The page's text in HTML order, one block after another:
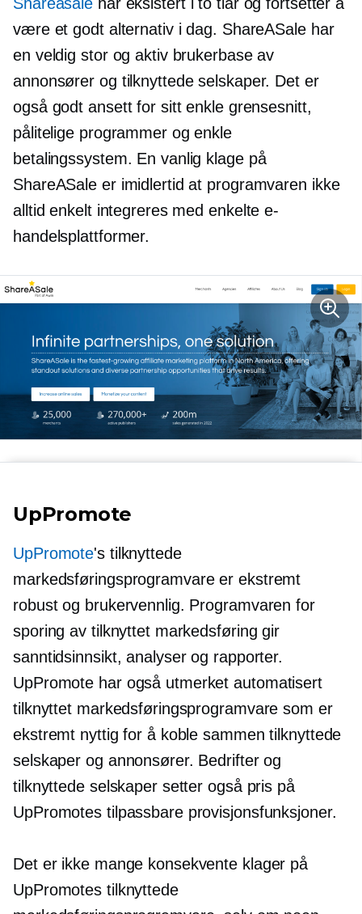
være et godt alternativ i dag. ShareASale har
en veldig stor og aktiv brukerbase av
annonsører og tilknyttede selskaper. Det er
også godt ansett for sitt enkle grensesnitt,
pålitelige programmer og enkle
betalingssystem. En vanlig klage på
ShareASale er imidlertid at programvaren ikke
alltid enkelt integreres med enkelte e-
handelsplattformer.
UpPromote
UpPromote's tilknyttede
markedsføringsprogramvare er ekstremt
robust og brukervennlig. Programvaren for
sporing av tilknyttet markedsføring gir
sanntidsinnsikt, analyser og rapporter.
UpPromote har også utmerket automatisert
tilknyttet markedsføringsprogramvare som er
ekstremt nyttig for å koble sammen tilknyttede
selskaper og annonsører. Bedrifter og
tilknyttede selskaper setter også pris på
UpPromotes tilpassbare provisjonsfunksjoner.
Det er ikke mange konsekvente klager på
UpPromotes tilknyttede